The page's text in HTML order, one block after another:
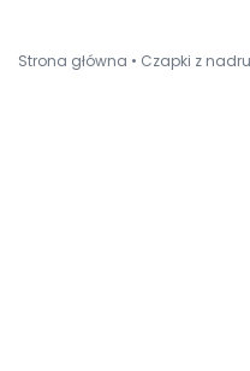
Strona główna • Czapki z